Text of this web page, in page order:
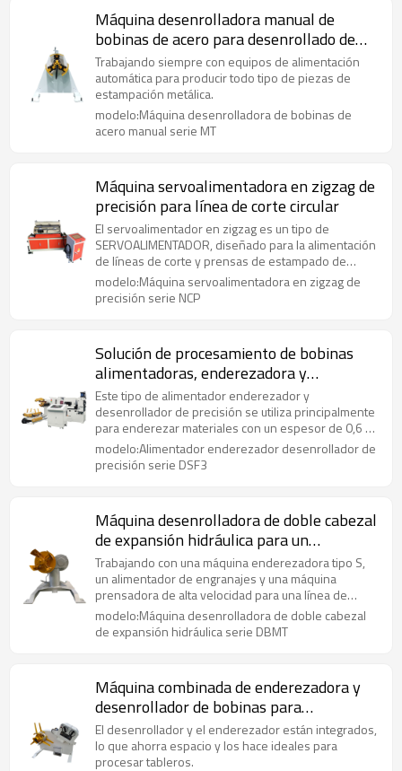
Máquina desenrolladora manual de
bobinas de acero para desenrollado de
alimentación de prensa
Trabajando siempre con equipos de alimentación
automática para producir todo tipo de piezas de
estampación metálica.
modelo:Máquina desenrolladora de bobinas de
acero manual serie MT
Máquina servoalimentadora en zigzag de
precisión para línea de corte circular
El servoalimentador en zigzag es un tipo de
SERVOALIMENTADOR, diseñado para la alimentación
de líneas de corte y prensas de estampado de
múltiples etapas.
modelo:Máquina servoalimentadora en zigzag de
precisión serie NCP
Solución de procesamiento de bobinas
alimentadoras, enderezadora y
desenrolladora de precisión para
espesores de 0,6 a 6,0 mm
Este tipo de alimentador enderezador y
desenrollador de precisión se utiliza principalmente
para enderezar materiales con un espesor de 0,6 a
6,0 mm.
modelo:Alimentador enderezador desenrollador de
precisión serie DSF3
Máquina desenrolladora de doble cabezal
de expansión hidráulica para un
desenrollado suave de la bobina
Trabajando con una máquina enderezadora tipo S,
un alimentador de engranajes y una máquina
prensadora de alta velocidad para una línea de
estampado de laminación de alta velocidad.
modelo:Máquina desenrolladora de doble cabezal
de expansión hidráulica serie DBMT
Máquina combinada de enderezadora y
desenrollador de bobinas para
estampado de componentes de
automóviles
El desenrollador y el enderezador están integrados,
lo que ahorra espacio y los hace ideales para
procesar tableros.